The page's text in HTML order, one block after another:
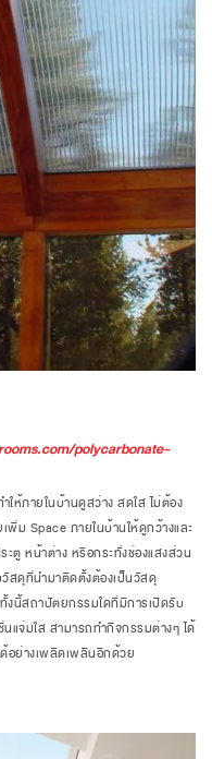
polycarbonate-
ห้ภายในบ้านดูสว่าง สดใส ไม่ต้อง
พิ่ม Space ภายในบ้านให้ดูกว้างและ
ะตู หน้าต่าง หรือกระทั่งช่องแสงส่วน
สดุที่นำมาติดตั้งต้องเป็นวัสดุ
ทั้งนี้สถาปัตยกรรมใดที่มีการเปิดรับ
แจ่มใส สามารถทำกิจกรรมต่างๆ ได้
ด้อย่างเพลิดเพลินอีกด้วย